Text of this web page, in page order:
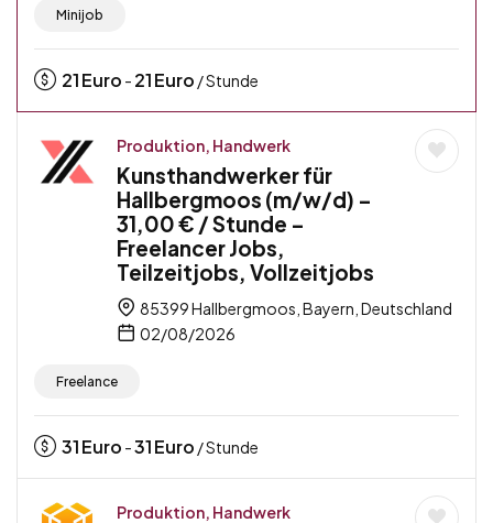
Minijob
21Euro - 21Euro / Stunde
Produktion, Handwerk
Kunsthandwerker für
Hallbergmoos (m/w/d) –
31,00 € / Stunde –
Freelancer Jobs,
Teilzeitjobs, Vollzeitjobs
85399 Hallbergmoos, Bayern, Deutschland
02/08/2026
Freelance
31Euro -31Euro / Stunde
Produktion, Handwerk